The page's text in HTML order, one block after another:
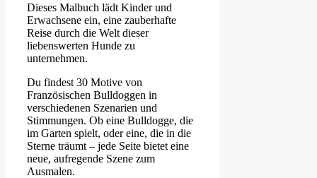
Dieses Malbuch lädt Kinder und
Erwachsene ein, eine zauberhafte
Reise durch die Welt dieser
liebenswerten Hunde zu
unternehmen.
Du findest 30 Motive von
Französischen Bulldoggen in
verschiedenen Szenarien und
Stimmungen. Ob eine Bulldogge, die
im Garten spielt, oder eine, die in die
Sterne träumt – jede Seite bietet eine
neue, aufregende Szene zum
Ausmalen.